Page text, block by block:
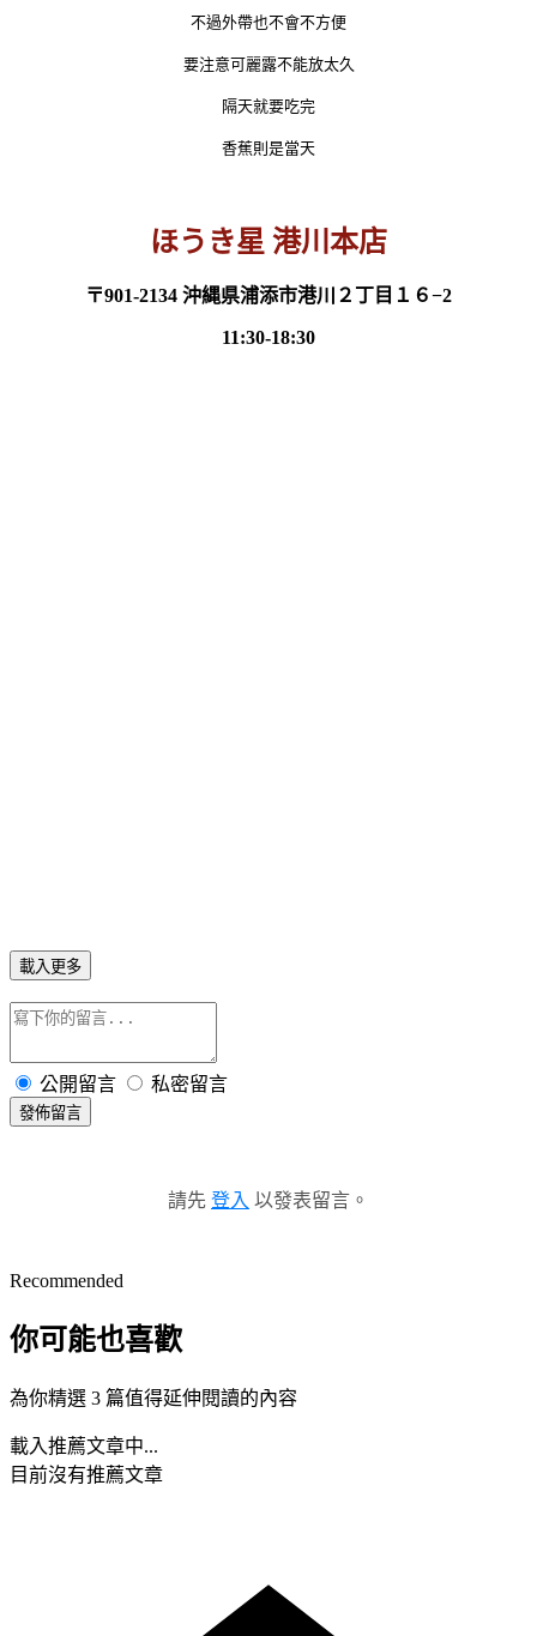
不過外帶也不會不方便
要注意可麗露不能放太久
隔天就要吃完
香蕉則是當天
ほうき星 港川本店
〒901-2134 沖縄県浦添市港川２丁目１６−2
11:30-18:30
載入更多
公開留言 私密留言
發佈留言
請先 登入 以發表留言。
Recommended
你可能也喜歡
為你精選 3 篇值得延伸閱讀的內容
載入推薦文章中...
目前沒有推薦文章